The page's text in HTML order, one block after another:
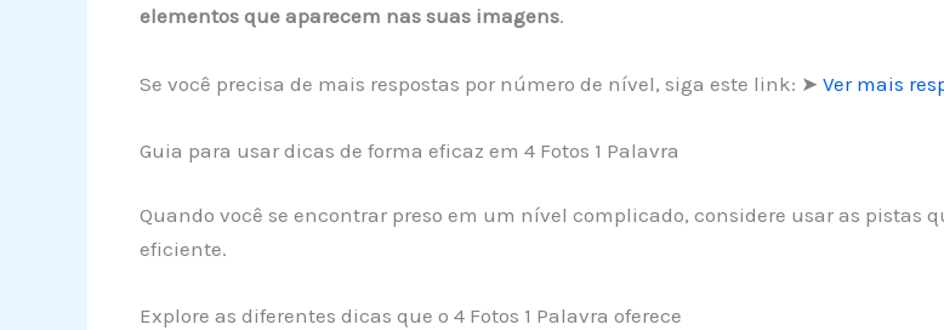
elementos que aparecem nas suas imagens.
Se você precisa de mais respostas por número de nível, siga este link: ➤ Ver mais
Guia para usar dicas de forma eficaz em 4 Fotos 1 Palavra
Quando você se encontrar preso em um nível complicado, considere usar as pistas
eficiente.
Explore as diferentes dicas que o 4 Fotos 1 Palavra oferece